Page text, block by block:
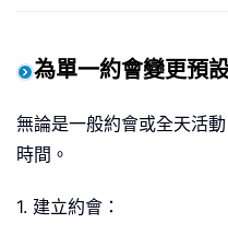
為單一約會變更預
無論是一般約會或全天活
時間。
1. 建立約會：